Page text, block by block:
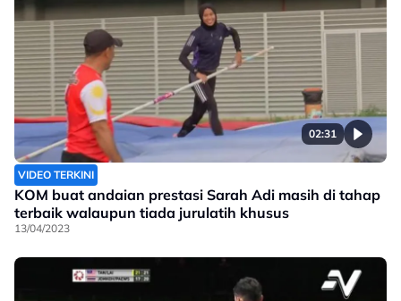
02:31
VIDEO TERKINI
KOM buat andaian prestasi Sarah Adi masih di tahap
terbaik walaupun tiada jurulatih khusus
13/04/2023